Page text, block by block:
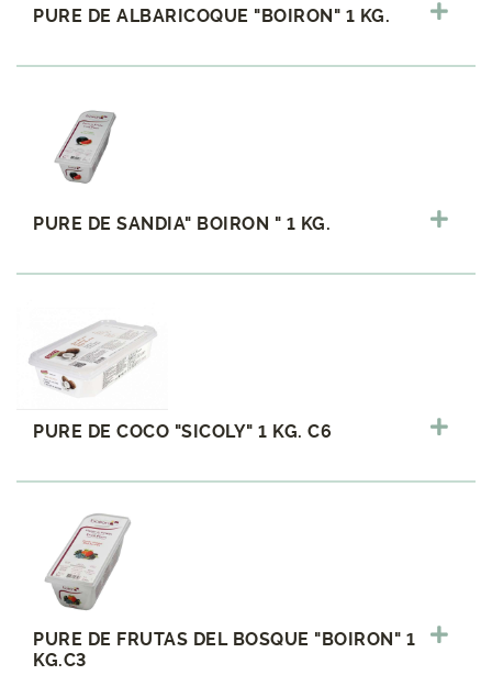
PURE DE ALBARICOQUE "BOIRON" 1 KG.
PURE DE SANDIA" BOIRON " 1 KG.
PURE DE COCO "SICOLY" 1 KG. C6
PURE DE FRUTAS DEL BOSQUE "BOIRON" 1
KG.C3